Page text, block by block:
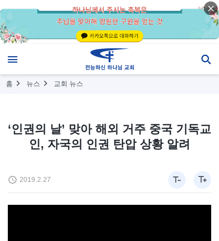
홈 뉴스 교회 뉴스
‘인권의 날’ 맞아 해외 거주 중국 기독교
인, 자국의 인권 탄압 상황 알려
2019.2.27